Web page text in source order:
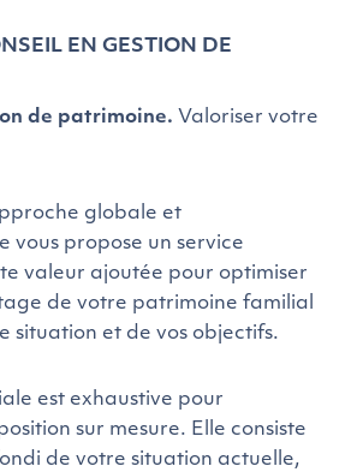
EN GESTION DE
de patrimoine. Valoriser votre
globale et
vous propose un service
valeur ajoutée pour optimiser
de votre patrimoine familial
situation et de vos objectifs.
est exhaustive pour
sur mesure. Elle consiste
de votre situation actuelle,